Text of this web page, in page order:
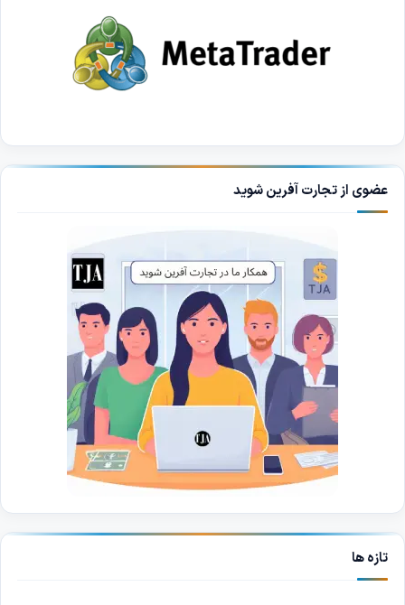
عضوی از تجارت آفرین شوید
تازه ها